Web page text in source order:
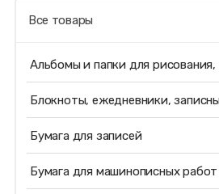
Все товары
Альбомы и папки для рисования,
Блокноты, ежедневники,
Бумага для записей
Бумага для машинописных работ